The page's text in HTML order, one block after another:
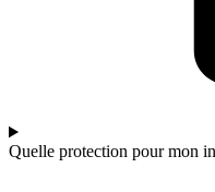
Quelle protection pour mon